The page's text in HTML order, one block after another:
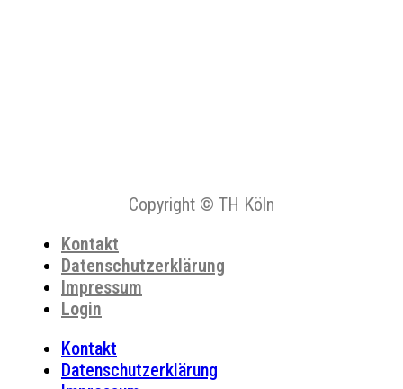
Copyright © TH Köln
Kontakt
Datenschutzerklärung
Impressum
Login
Kontakt
Datenschutzerklärung